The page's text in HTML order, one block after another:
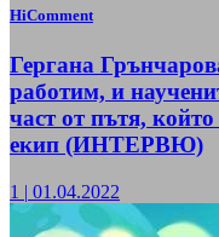
HiComment
Гергана
работим, и
част от пътя,
екип (ИНТЕРВЮ)
1 | 01.04.2022